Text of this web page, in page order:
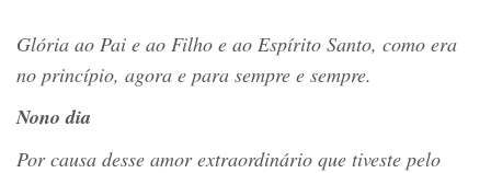
Glória ao Pai e ao Filho e ao Espírito Santo, como era
no princípio, agora e para sempre e sempre.
Nono dia
Por causa desse amor extraordinário que tiveste pelo